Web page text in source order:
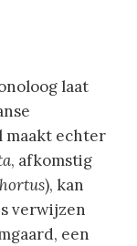
laat
maakt echter
, afkomstig
hortus), kan
verwijzen
een